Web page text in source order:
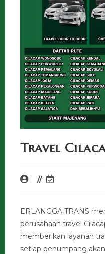
Travel
ERLANGGA TRANS
perusahaan travel
memberikan layanan
setiap penumpang